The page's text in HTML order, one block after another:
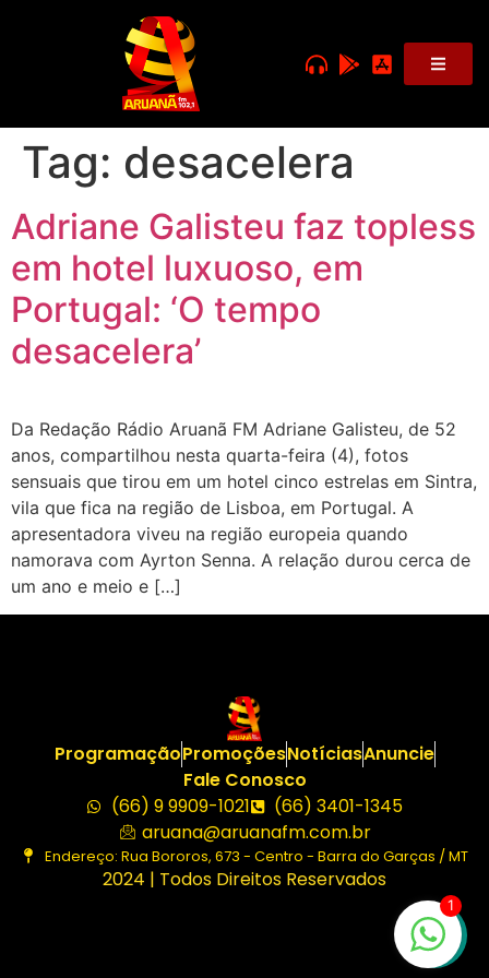
Tag: desacelera
Adriane Galisteu faz topless
em hotel luxuoso, em
Portugal: ‘O tempo
desacelera’
Da Redação Rádio Aruanã FM Adriane Galisteu, de 52
anos, compartilhou nesta quarta-feira (4), fotos
sensuais que tirou em um hotel cinco estrelas em Sintra,
vila que fica na região de Lisboa, em Portugal. A
apresentadora viveu na região europeia quando
namorava com Ayrton Senna. A relação durou cerca de
um ano e meio e […]
ProgramaçãoPromoçõesNotíciasAnuncie
Fale Conosco
(66) 9 9909-1021
(66) 3401-1345
aruana@aruanafm.com.br
Endereço: Rua Bororos, 673 - Centro - Barra do Garças / MT
2024 | Todos Direitos Reservados
1